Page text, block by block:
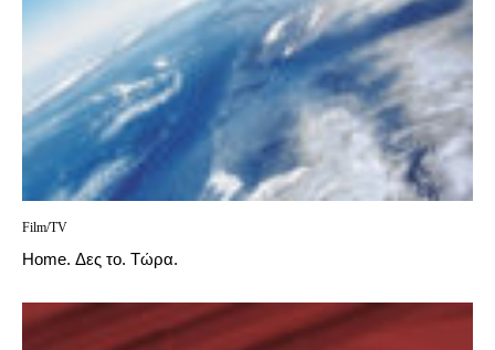
Film/TV
Home. Δες το. Τώρα.